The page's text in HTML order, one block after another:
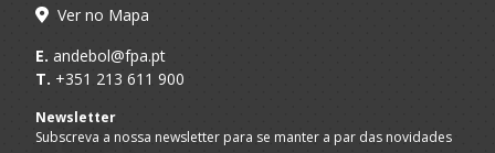
Ver no Mapa
E. andebol@fpa.pt
T. +351 213 611 900
Newsletter
Subscreva a nossa newsletter para se manter a par das novidades